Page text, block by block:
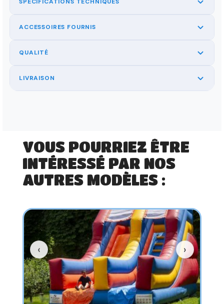
SPÉCIFICATIONS TECHNIQUES
ACCESSOIRES FOURNIS
QUALITÉ
LIVRAISON
VOUS POURRIEZ ÊTRE
INTÉRESSÉ PAR NOS
AUTRES MODÈLES :